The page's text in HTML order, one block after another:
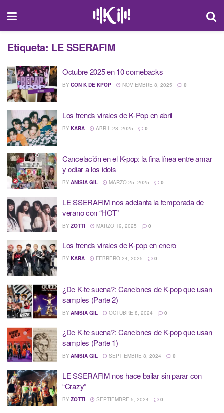
Etiqueta: LE SSERAFIM
Octubre 2025 en 10 comebacks
BY CON K DE KPOP NOVIEMBRE 8, 2025 0
Los trends virales de K-Pop en abril
BY KARA ABRIL 28, 2025 0
Cancelación en el K-pop: la fina línea entre amar
y odiar a los idols
BY ANISIA GIL MARZO 25, 2025 0
LE SSERAFIM nos adelanta la temporada de
verano con “HOT”
BY ZOTTI MARZO 19, 2025 0
Los trends virales de K-pop en enero
BY KARA FEBRERO 24, 2025 0
¿De K-te suena?: Canciones de K-pop que usan
samples (Parte 2)
BY ANISIA GIL OCTUBRE 8, 2024 0
¿De K-te suena?: Canciones de K-pop que usan
samples (Parte 1)
BY ANISIA GIL SEPTIEMBRE 8, 2024 0
LE SSERAFIM nos hace bailar sin parar con
“Crazy”
BY ZOTTI SEPTIEMBRE 5, 2024 0